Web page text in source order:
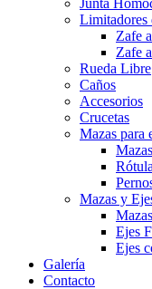
Junta
Limitadores
Zafe
Zafe
Rueda Libre
Caños
Accesorios
Crucetas
Mazas para
Mazas y
Ejes
Ejes
Galería
Contacto